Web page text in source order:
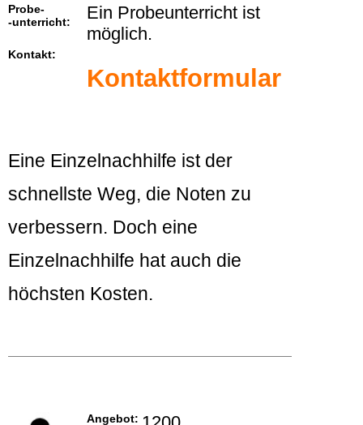
Probe-
-unterricht:
Ein Probeunterricht ist
möglich.
Kontakt:
Kontaktformular
Eine Einzelnachhilfe ist der
schnellste Weg, die Noten zu
verbessern. Doch eine
Einzelnachhilfe hat auch die
höchsten Kosten.
Angebot: